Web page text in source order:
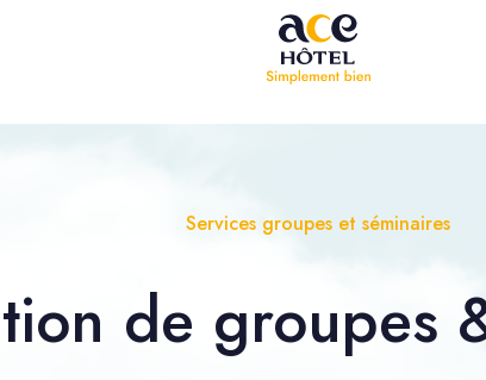
Services groupes et séminaires
de groupes